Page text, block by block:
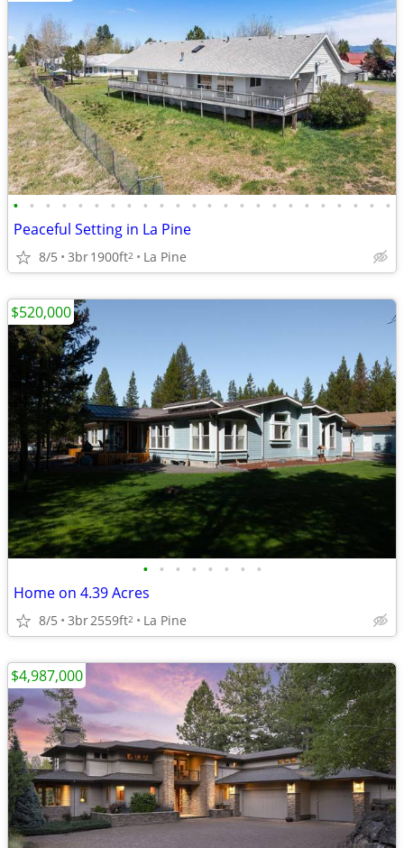
• • • • • • • • • • • • • • • • • • • • • • • •
Peaceful Setting in La Pine
8/5 3br1900ft2 La Pine
• • • • • • • •
Home on 4.39 Acres
8/5 3br2559ft2 La Pine
$520,000
$4,987,000